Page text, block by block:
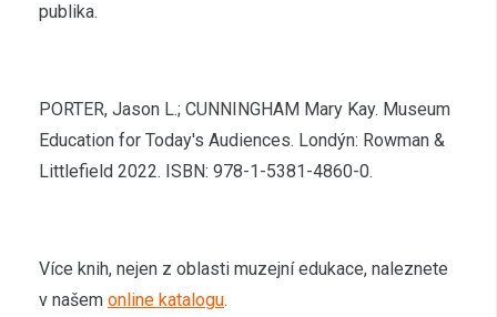
publika.
PORTER, Jason L.; CUNNINGHAM Mary Kay. Museum
Education for Today's Audiences. Londýn: Rowman &
Littlefield 2022. ISBN: 978-1-5381-4860-0.
Více knih, nejen z oblasti muzejní edukace, naleznete
v našem online katalogu.